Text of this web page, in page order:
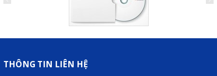
THÔNG TIN LIÊN HỆ